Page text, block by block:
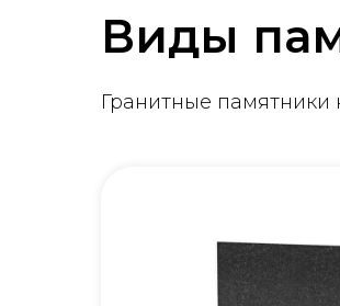
Виды
Гранитные памятники